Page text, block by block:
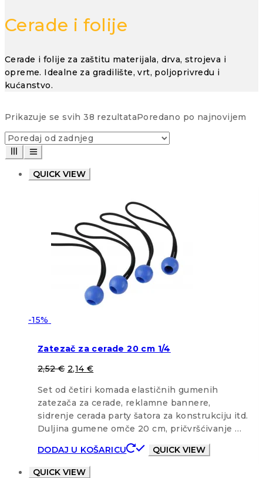
Cerade i folije
Cerade i folije za zaštitu materijala, drva, strojeva i
opreme. Idealne za gradilište, vrt, poljoprivredu i
kućanstvo.
Prikazuje se svih 38 rezultataPoredano po najnovijem
QUICK VIEW
-15%
Zatezač za cerade 20 cm 1/4
2,52€ 2,14 €
Set od četiri komada elastičnih gumenih
zatezača za cerade, reklamne bannere,
sidrenje cerada party šatora za konstrukciju itd.
Duljina gumene omče 20 cm, pričvršćivanje …
DODAJ U KOŠARICU
QUICK VIEW
QUICK VIEW